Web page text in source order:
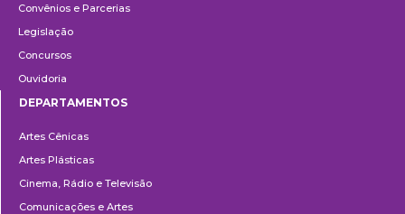
Convênios e Parcerias
Legislação
Concursos
Ouvidoria
DEPARTAMENTOS
Artes Cênicas
Artes Plásticas
Cinema, Rádio e Televisão
Comunicações e Artes